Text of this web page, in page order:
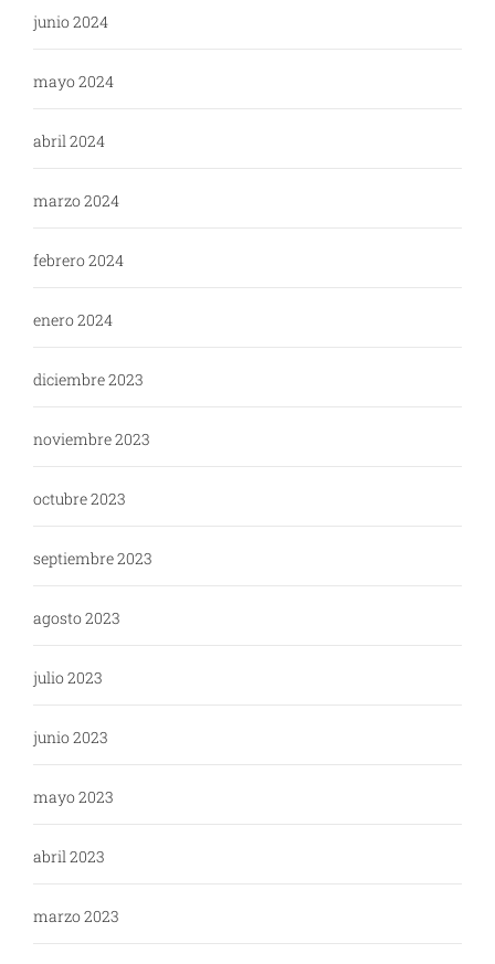
junio 2024
mayo 2024
abril 2024
marzo 2024
febrero 2024
enero 2024
diciembre 2023
noviembre 2023
octubre 2023
septiembre 2023
agosto 2023
julio 2023
junio 2023
mayo 2023
abril 2023
marzo 2023